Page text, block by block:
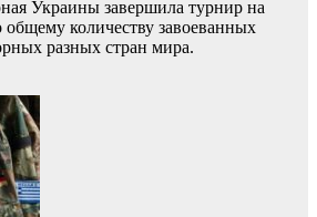
Украины завершила турнир на
общему количеству завоеванных
разных стран мира.